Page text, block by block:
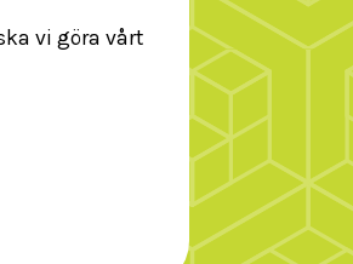
vi göra vårt